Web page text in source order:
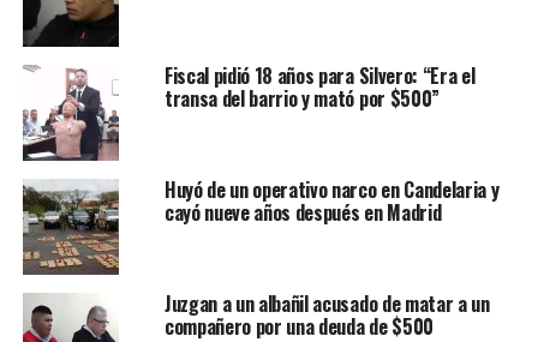
Fiscal pidió 18 años para Silvero: “Era el
transa del barrio y mató por $500”
Huyó de un operativo narco en Candelaria y
cayó nueve años después en Madrid
Juzgan a un albañil acusado de matar a un
compañero por una deuda de $500